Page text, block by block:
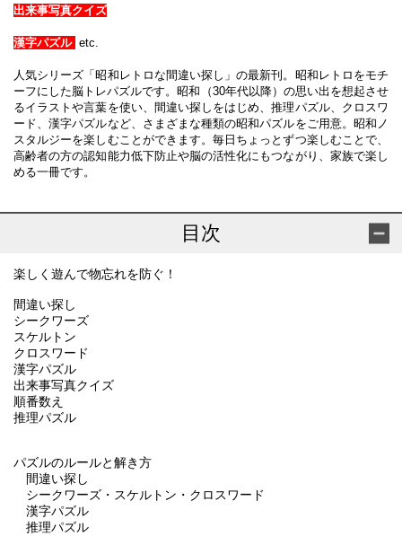
出来事写真クイズ
漢字パズル etc.
人気シリーズ「昭和レトロな間違い探し」の最新刊。昭和レトロをモチ
ーフにした脳トレパズルです。昭和（30年代以降）の思い出を想起させ
るイラストや言葉を使い、間違い探しをはじめ、推理パズル、クロスワ
ード、漢字パズルなど、さまざまな種類の昭和パズルをご用意。昭和ノ
スタルジーを楽しむことができます。毎日ちょっとずつ楽しむことで、
高齢者の方の認知能力低下防止や脳の活性化にもつながり、家族で楽し
める一冊です。
目次
楽しく遊んで物忘れを防ぐ！
間違い探し
シークワーズ
スケルトン
クロスワード
漢字パズル
出来事写真クイズ
順番数え
推理パズル
パズルのルールと解き方
間違い探し
シークワーズ・スケルトン・クロスワード
漢字パズル
推理パズル